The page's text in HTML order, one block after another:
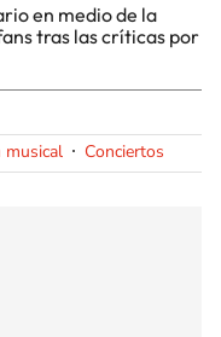
en medio de la
tras las críticas por
musical Conciertos